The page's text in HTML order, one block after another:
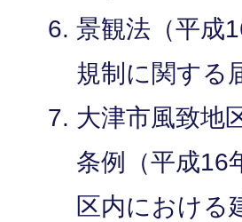
景観法（平成
規制に関する
大津市風致地
条例（平成16
区内における